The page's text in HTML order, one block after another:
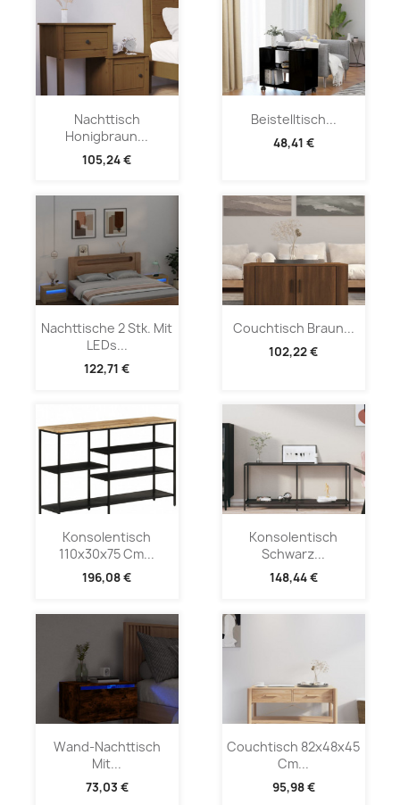
Nachttisch
Honigbraun...
105,24 €
Beistelltisch...
48,41 €
Nachttische 2 Stk. Mit
LEDs...
122,71 €
Couchtisch Braun...
102,22 €
Konsolentisch
110x30x75 Cm...
196,08 €
Konsolentisch
Schwarz...
148,44 €
Wand-Nachttisch
Mit...
73,03 €
Couchtisch 82x48x45
Cm...
95,98 €